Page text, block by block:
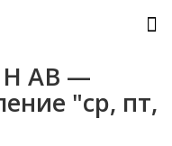
АВ —
"ср, пт,